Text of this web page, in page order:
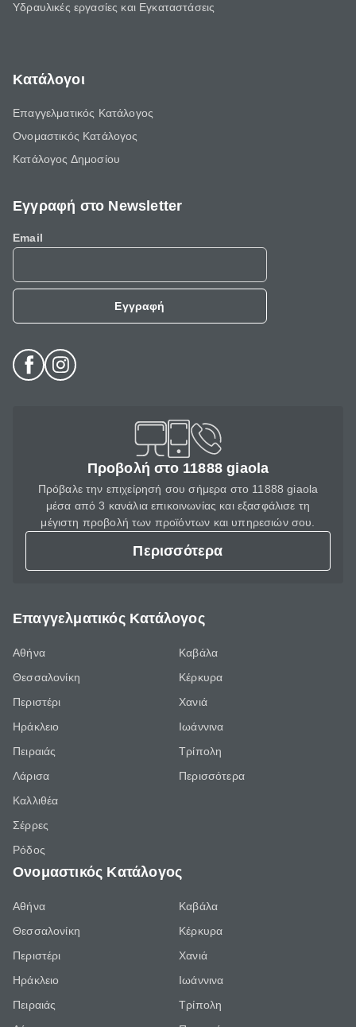
Υδραυλικές εργασίες και Εγκαταστάσεις
Κατάλογοι
Επαγγελματικός Κατάλογος
Ονομαστικός Κατάλογος
Κατάλογος Δημοσίου
Εγγραφή στο Newsletter
Email
Εγγραφή
Προβολή στο 11888 giaola
Πρόβαλε την επιχείρησή σου σήμερα στο 11888 giaola
μέσα από 3 κανάλια επικοινωνίας και εξασφάλισε τη
μέγιστη προβολή των προϊόντων και υπηρεσιών σου.
Περισσότερα
Επαγγελματικός Κατάλογος
Αθήνα
Θεσσαλονίκη
Περιστέρι
Ηράκλειο
Πειραιάς
Λάρισα
Καλλιθέα
Σέρρες
Ρόδος
Καβάλα
Κέρκυρα
Χανιά
Ιωάννινα
Τρίπολη
Περισσότερα
Ονομαστικός Κατάλογος
Αθήνα
Θεσσαλονίκη
Περιστέρι
Ηράκλειο
Πειραιάς
Καβάλα
Κέρκυρα
Χανιά
Ιωάννινα
Τρίπολη